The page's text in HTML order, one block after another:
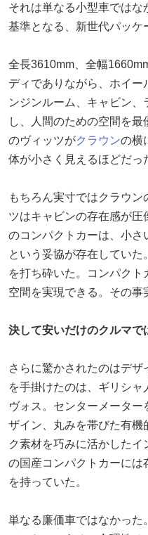
それは単なる小型車では
基準となる、新世代パッケ
全長3610mm、全幅
ディでありながら、ホイ
ンジンルーム、キャビン
し、人間のための空間を最
のヴィッツがクラウンの横
体が小さく見えるほどだっ
もちろん実寸ではクラウ
ツはキャビンの存在感が
のコンパクトカーは、小さ
という妥協が存在してい
を打ち砕いた。コンパク
空間を実現できる。その事
決して安いだけのクルマで
さらに驚かされたのはデ
を手掛けたのは、ギリシャ
ヴォス。センターメータ
ザイン、丸みを帯びた有機
ク素材を巧みに活かした
の国産コンパクトカーには
を持っていた。
単なる廉価車ではなかった